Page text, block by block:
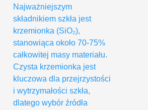
Najważniejszym
składnikiem szkła jest
krzemionka (SiO₂),
stanowiąca około 70-75%
całkowitej masy materiału.
Czysta krzemionka jest
kluczowa dla przejrzystości
i wytrzymałości szkła,
dlatego wybór źródła